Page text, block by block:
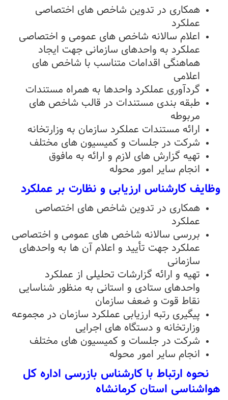
همکاری در تدوین شاخص های اختصاصی
عملکرد
اعلام سالانه شاخص های عمومی و اختصاصی
عملکرد به واحدهای سازمانی جهت ایجاد
هماهنگی اقدامات متناسب با شاخص های
اعلامی
گردآوری عملکرد واحدها به همراه مستندات
طبقه بندی مستندات در قالب شاخص های
مربوطه
ارائه مستندات عملکرد سازمان به وزارتخانه
شرکت در جلسات و کمیسیون های مختلف
تهیه گزارش های لازم و ارائه به مافوق
انجام سایر امور محوله
وظایف کارشناس ارزیابی و نظارت بر عملکرد
همکاری در تدوین شاخص های اختصاصی
عملکرد
بررسی سالانه شاخص های عمومی و اختصاصی
عملکرد جهت تأیید و اعلام آن ها به واحدهای
سازمانی
تهیه و ارائه گزارشات تحلیلی از عملکرد
واحدهای ستادی و استانی به منظور شناسایی
نقاط قوت و ضعف سازمان
پیگیری رتبه ارزیابی عملکرد سازمان در مجموعه
وزارتخانه و دستگاه های اجرایی
شرکت در جلسات و کمیسیون های مختلف
انجام سایر امور محوله
نحوه ارتباط با کارشناس بازرسی اداره کل
هواشناسی استان کرمانشاه